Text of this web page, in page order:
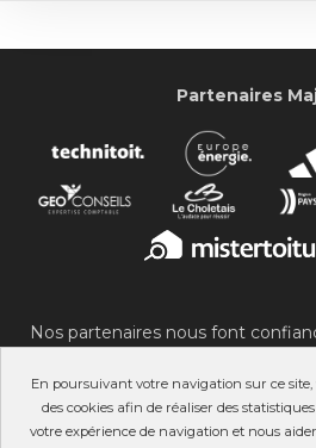
En poursuivant votre navigation sur ce site,
des cookies afin de réaliser des
votre expérience de navigation et nous
Partenaires
Nos partenaires nous font